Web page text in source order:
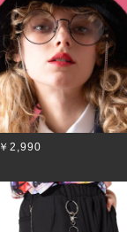
￥2,990